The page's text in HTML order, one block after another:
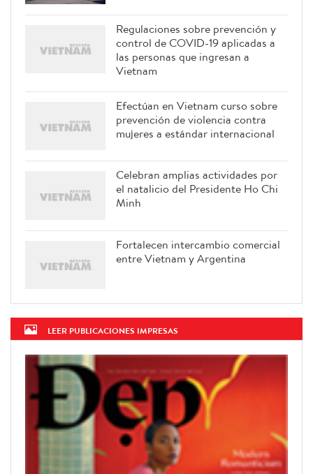
Regulaciones sobre prevención y
control de COVID-19 aplicadas a
las personas que ingresan a
Vietnam
Efectúan en Vietnam curso sobre
prevención de violencia contra
mujeres a estándar internacional
Celebran amplias actividades por
el natalicio del Presidente Ho Chi
Minh
Fortalecen intercambio comercial
entre Vietnam y Argentina
LEER PUBLICACIONES IMPRESAS